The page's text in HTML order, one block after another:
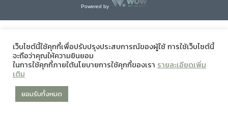
Powered by
เว็บไซต์นี้ใช้คุกกี้เพื่อปรับปรุงประสบการณ์ของผู้ใช้ การใช้เว็บไซต์นี้
จะถือว่าคุณให้ความยินยอม
ในการใช้คุกกี้ภายใต้นโยบายการใช้คุกกี้ของเรา รายละเอียดเพิ่ม
เติม
ยอมรับทั้งหมด